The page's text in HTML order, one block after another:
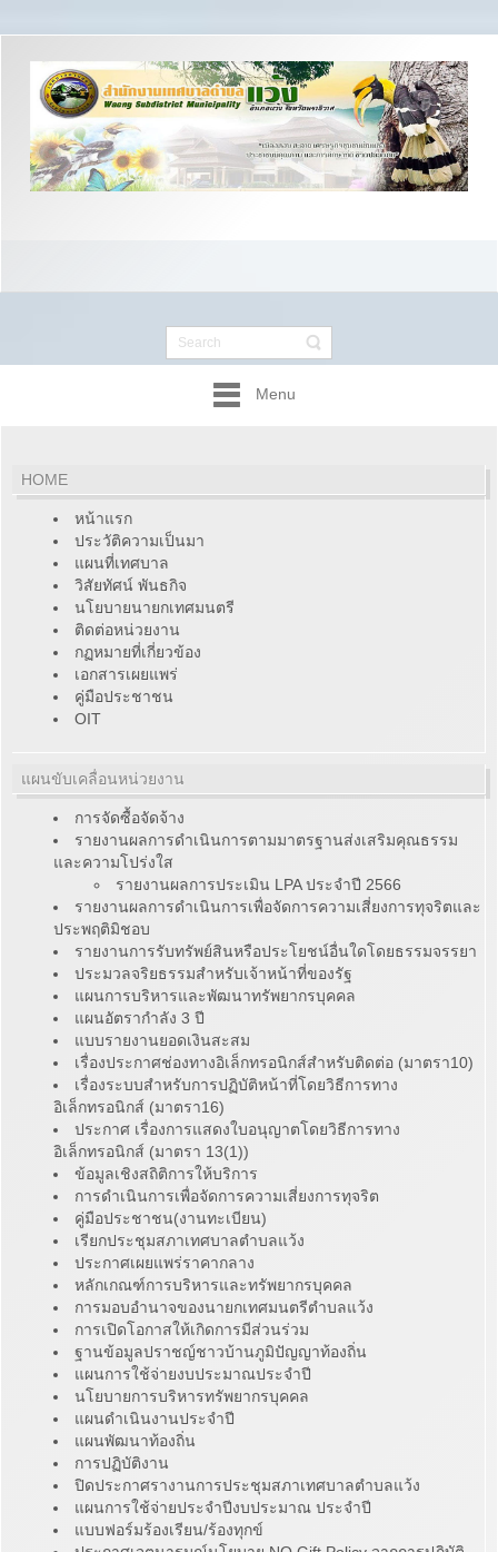
Menu
HOME
หน้าแรก
ประวัติความเป็นมา
แผนที่เทศบาล
วิสัยทัศน์ พันธกิจ
นโยบายนายกเทศมนตรี
ติดต่อหน่วยงาน
กฏหมายที่เกี่ยวข้อง
เอกสารเผยแพร่
คู่มือประชาชน
OIT
แผนขับเคลื่อนหน่วยงาน
การจัดซื้อจัดจ้าง
รายงานผลการดำเนินการตามมาตรฐานส่งเสริมคุณธรรม
และความโปร่งใส
รายงานผลการประเมิน LPA ประจำปี 2566
รายงานผลการดำเนินการเพื่อจัดการความเสี่ยงการทุจริตและ
ประพฤติมิชอบ
รายงานการรับทรัพย์สินหรือประโยชน์อื่นใดโดยธรรมจรรยา
ประมวลจริยธรรมสำหรับเจ้าหน้าที่ของรัฐ
แผนการบริหารและพัฒนาทรัพยากรบุคคล
แผนอัตรากำลัง 3 ปี
แบบรายงานยอดเงินสะสม
เรื่องประกาศช่องทางอิเล็กทรอนิกส์สำหรับติดต่อ (มาตรา10)
เรื่องระบบสำหรับการปฏิบัติหน้าที่โดยวิธีการทาง
อิเล็กทรอนิกส์ (มาตรา16)
ประกาศ เรื่องการแสดงใบอนุญาตโดยวิธีการทาง
อิเล็กทรอนิกส์ (มาตรา 13(1))
ข้อมูลเชิงสถิติการให้บริการ
การดำเนินการเพื่อจัดการความเสี่ยงการทุจริต
คู่มือประชาชน(งานทะเบียน)
เรียกประชุมสภาเทศบาลตำบลแว้ง
ประกาศเผยแพร่ราคากลาง
หลักเกณฑ์การบริหารและทรัพยากรบุคคล
การมอบอำนาจของนายกเทศมนตรีตำบลแว้ง
การเปิดโอกาสให้เกิดการมีส่วนร่วม
ฐานข้อมูลปราชญ์ชาวบ้านภูมิปัญญาท้องถิ่น
แผนการใช้จ่ายงบประมาณประจำปี
นโยบายการบริหารทรัพยากรบุคคล
แผนดำเนินงานประจำปี
แผนพัฒนาท้องถิ่น
การปฏิบัติงาน
ปิดประกาศรางานการประชุมสภาเทศบาลตำบลแว้ง
แผนการใช้จ่ายประจำปีงบประมาณ ประจำปี
แบบฟอร์มร้องเรียน/ร้องทุกข์